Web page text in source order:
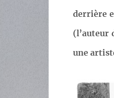
derrière
(l’auteur
une